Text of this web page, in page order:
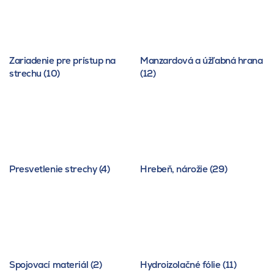
Zariadenie pre prístup na
strechu (10)
Manzardová a úžľabná hrana
(12)
Presvetlenie strechy (4) Hrebeň, nárožie (29)
Spojovací materiál (2) Hydroizolačné fólie (11)